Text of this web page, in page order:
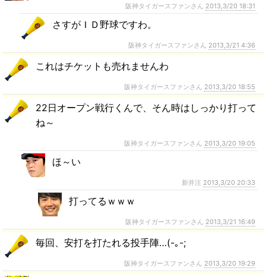
阪神タイガースファンさん 2013,3/20 18:31
さすがＩＤ野球ですわ。
阪神タイガースファンさん 2013,3/21 4:36
これはチケットも売れませんわ
阪神タイガースファンさん 2013,3/20 18:55
22日オープン戦行くんで、そん時はしっかり打って
ね～
阪神タイガースファンさん 2013,3/20 19:05
ほ～い
新井注 2013,3/20 20:33
打ってるｗｗｗ
阪神タイガースファンさん 2013,3/21 16:49
毎回、安打を打たれる投手陣…(-｡-;
阪神タイガースファンさん 2013,3/20 19:29